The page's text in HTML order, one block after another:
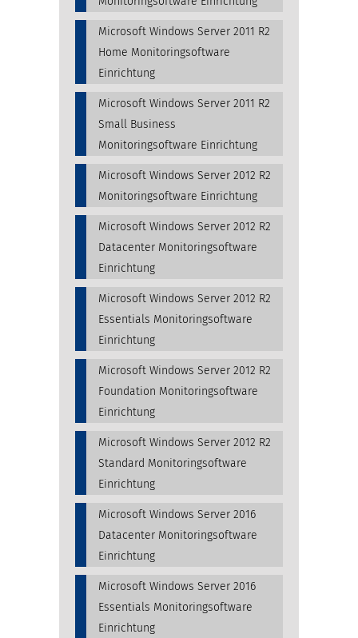
Microsoft Windows Server 2011 R2
Home Monitoringsoftware
Einrichtung
Microsoft Windows Server 2011 R2
Small Business
Monitoringsoftware Einrichtung
Microsoft Windows Server 2012 R2
Monitoringsoftware Einrichtung
Microsoft Windows Server 2012 R2
Datacenter Monitoringsoftware
Einrichtung
Microsoft Windows Server 2012 R2
Essentials Monitoringsoftware
Einrichtung
Microsoft Windows Server 2012 R2
Foundation Monitoringsoftware
Einrichtung
Microsoft Windows Server 2012 R2
Standard Monitoringsoftware
Einrichtung
Microsoft Windows Server 2016
Datacenter Monitoringsoftware
Einrichtung
Microsoft Windows Server 2016
Essentials Monitoringsoftware
Einrichtung